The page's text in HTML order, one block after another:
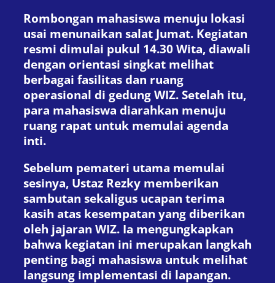
Rombongan mahasiswa menuju lokasi
usai menunaikan salat Jumat. Kegiatan
resmi dimulai pukul 14.30 Wita, diawali
dengan orientasi singkat melihat
berbagai fasilitas dan ruang
operasional di gedung WIZ. Setelah itu,
para mahasiswa diarahkan menuju
ruang rapat untuk memulai agenda
inti.
Sebelum pemateri utama memulai
sesinya, Ustaz Rezky memberikan
sambutan sekaligus ucapan terima
kasih atas kesempatan yang diberikan
oleh jajaran WIZ. Ia mengungkapkan
bahwa kegiatan ini merupakan langkah
penting bagi mahasiswa untuk melihat
langsung implementasi di lapangan.